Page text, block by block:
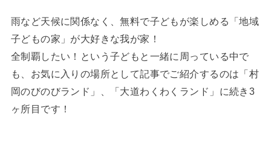
雨など天候に関係なく、無料で子どもが楽しめる「地域
子どもの家」が大好きな我が家！
全制覇したい！という子どもと一緒に周っている中で
も、お気に入りの場所として記事でご紹介するのは「村
岡のびのびランド」、「大道わくわくランド」に続き3
ヶ所目です！